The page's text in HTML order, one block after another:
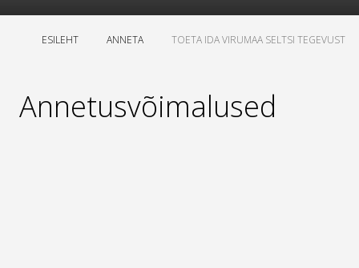
ESILEHT ANNETA TOETA IDA VIRUMAA SELTSI TEGEVUST
Annetusvõimalused